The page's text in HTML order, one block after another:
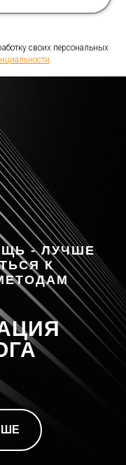
своих персональных
.
- ЛУЧШЕ
К